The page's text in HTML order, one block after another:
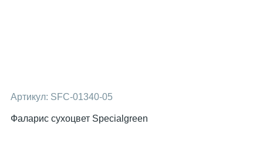
Артикул: SFC-01340-05
Фаларис сухоцвет Specialgreen